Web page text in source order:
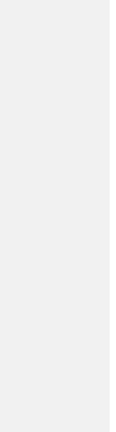
Magic Clip Cordless